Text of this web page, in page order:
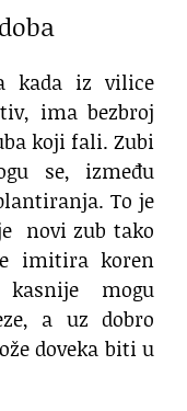
kada iz vilice
ima bezbroj
koji fali. Zubi
se, između
To je
novi zub tako
imitira koren
mogu
a uz dobro
doveka biti u